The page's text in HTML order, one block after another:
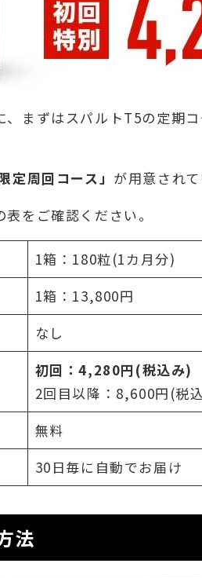
まずはスパルトT5の定期
定周回コース」 が用意されて
をご確認ください。
1箱：180粒(1カ月分)
1箱：13,800円
なし
初回：4,280円(税込み)
2回目以降：8,600円(税
無料
30日毎に自動でお届け
法